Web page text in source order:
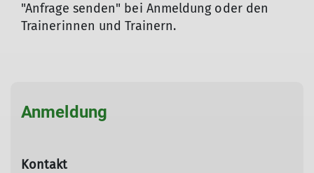
"Anfrage senden" bei Anmeldung oder den
Trainerinnen und Trainern.
Anmeldung
Kontakt